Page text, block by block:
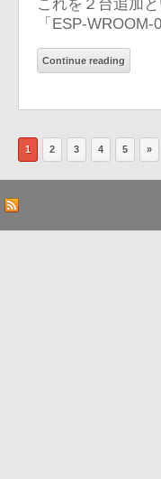
これを２台追加
「ESP-
Continue reading
1 2 3 4 5 »